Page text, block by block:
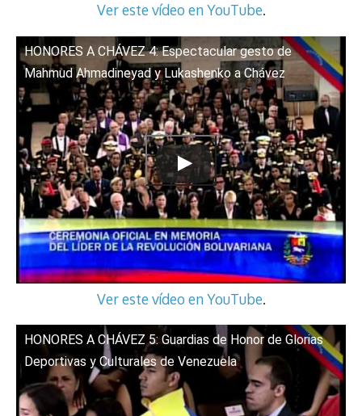
Ver este vídeo en YouTube.
HONORES A CHÁVEZ 4: Espectacular gesto de
Mahmud Ahmadineyad y Lukashenko a Chávez
Ver este vídeo en YouTube.
HONORES A CHÁVEZ 5: Guardias de Honor de Glorias
Deportivas y Culturales de Venezuela